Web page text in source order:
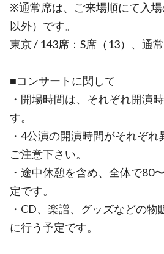
※通常席は、ご来場順にて入
以外）です。
東京 / 143席：S席（13）、通常
■コンサートに関して
・開場時間は、それぞれ開演
す。
・4公演の開演時間がそれぞれ
ご注意下さい。
・途中休憩を含め、全体で80
定です。
・CD、楽譜、グッズなどの物
に行う予定です。